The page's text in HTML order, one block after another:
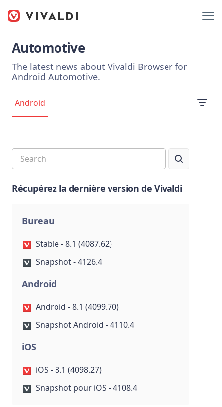
Automotive
The latest news about Vivaldi Browser for
Android Automotive.
Android
Récupérez la dernière version de Vivaldi
Bureau
Stable - 8.1 (4087.62)
Snapshot - 4126.4
Android
Android - 8.1 (4099.70)
Snapshot Android - 4110.4
iOS
iOS - 8.1 (4098.27)
Snapshot pour iOS - 4108.4